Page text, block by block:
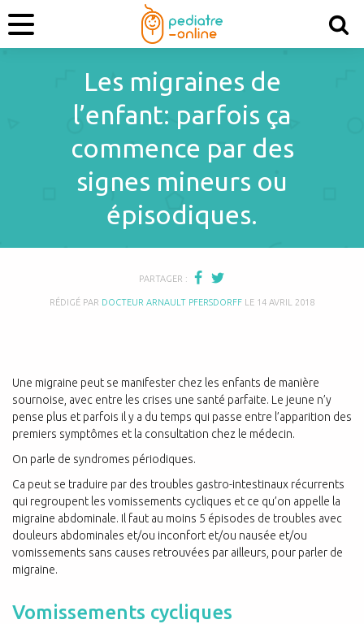
Les migraines de
l’enfant: parfois ça
commence par des
signes mineurs ou
épisodiques.
PARTAGER :
RÉDIGÉ PAR DOCTEUR ARNAULT PFERSDORFF LE 14 AVRIL 2018
Une migraine peut se manifester chez les enfants de manière
sournoise, avec entre les crises une santé parfaite. Le jeune n’y
pense plus et parfois il y a du temps qui passe entre l’apparition des
premiers symptômes et la consultation chez le médecin.
On parle de syndromes périodiques.
Ca peut se traduire par des troubles gastro-intestinaux récurrents
qui regroupent les vomissements cycliques et ce qu’on appelle la
migraine abdominale. Il faut au moins 5 épisodes de troubles avec
douleurs abdominales et/ou inconfort et/ou nausée et/ou
vomissements sans causes retrouvées par ailleurs, pour parler de
migraine.
Vomissements cycliques